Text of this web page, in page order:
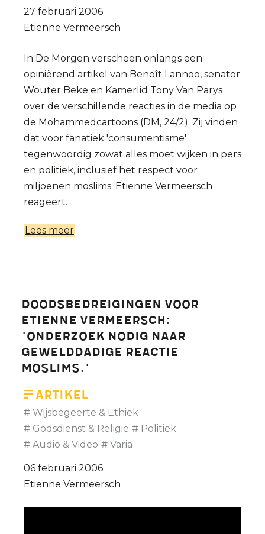
27 februari 2006
Etienne Vermeersch
In De Morgen verscheen onlangs een
opiniërend artikel van Benoît Lannoo, senator
Wouter Beke en Kamerlid Tony Van Parys
over de verschillende reacties in de media op
de Mohammedcartoons (DM, 24/2). Zij vinden
dat voor fanatiek 'consumentisme'
tegenwoordig zowat alles moet wijken in pers
en politiek, inclusief het respect voor
miljoenen moslims. Etienne Vermeersch
reageert.
Lees meer
is
wél
mogelijk.
Doodsbedreigingen voor
Etienne Vermeersch:
'Onderzoek nodig naar
gewelddadige reactie
moslims.'
Artikel
Wijsbegeerte & Ethiek
Godsdienst & Religie
Politiek
Audio & Video
Varia
06 februari 2006
Etienne Vermeersch